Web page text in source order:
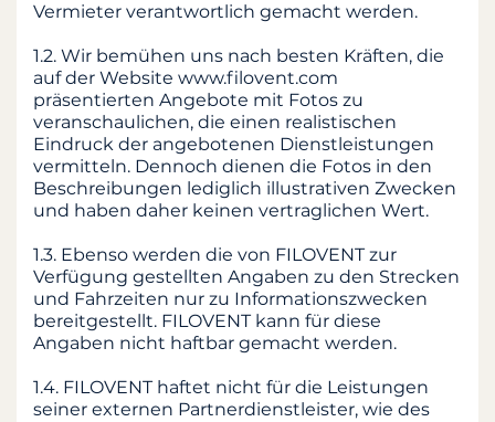
Vermieter verantwortlich gemacht werden.
1.2. Wir bemühen uns nach besten Kräften, die
auf der Website www.filovent.com
präsentierten Angebote mit Fotos zu
veranschaulichen, die einen realistischen
Eindruck der angebotenen Dienstleistungen
vermitteln. Dennoch dienen die Fotos in den
Beschreibungen lediglich illustrativen Zwecken
und haben daher keinen vertraglichen Wert.
1.3. Ebenso werden die von FILOVENT zur
Verfügung gestellten Angaben zu den Strecken
und Fahrzeiten nur zu Informationszwecken
bereitgestellt. FILOVENT kann für diese
Angaben nicht haftbar gemacht werden.
1.4. FILOVENT haftet nicht für die Leistungen
seiner externen Partnerdienstleister, wie des